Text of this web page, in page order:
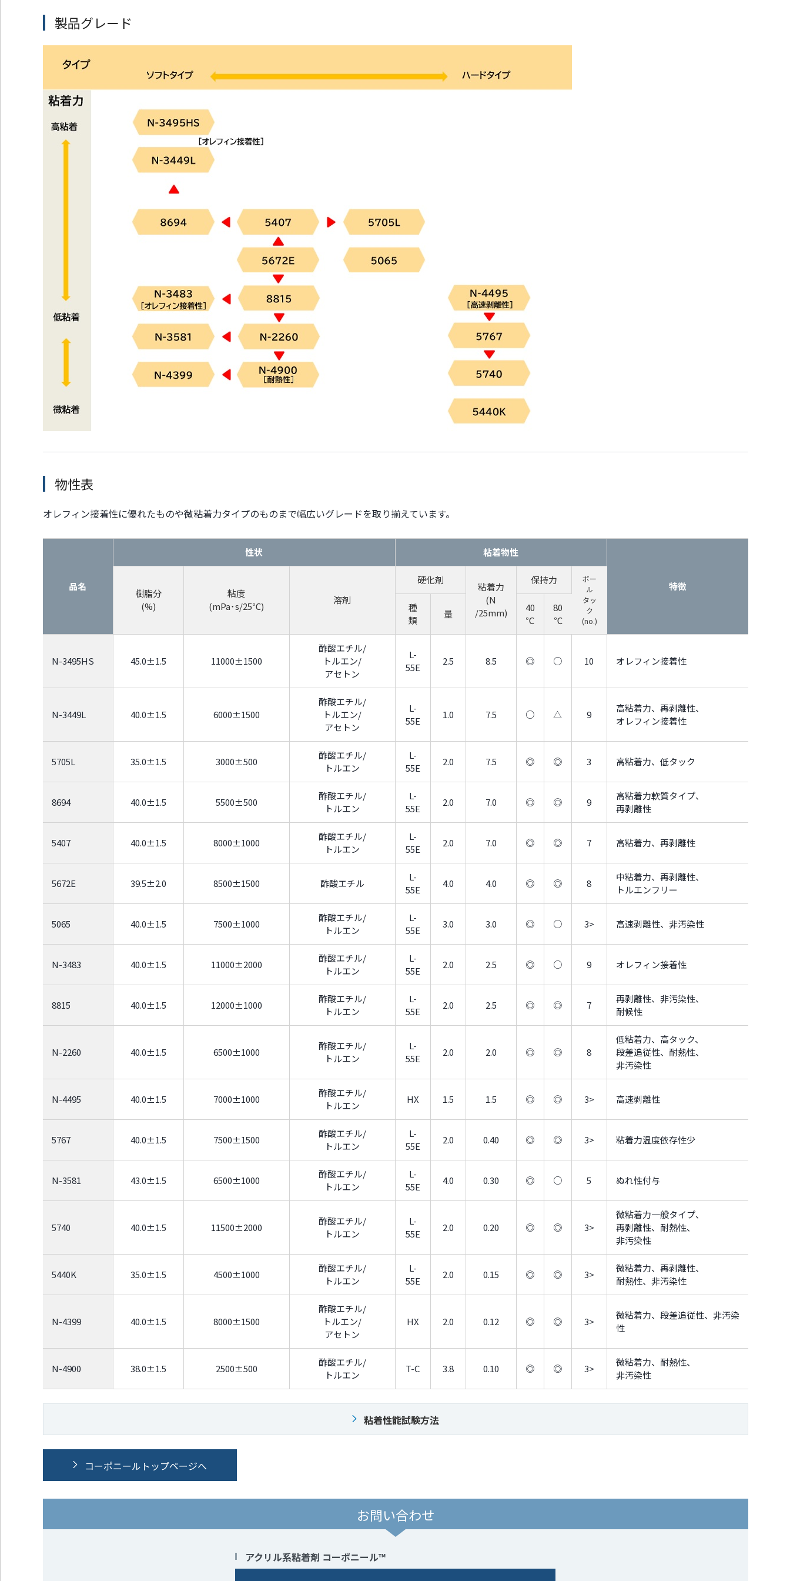
製品グレード
物性表
オレフィン接着性に優れたものや微粘着力タイプのものまで幅広いグレードを取り揃えています。
品名
性状 粘着物性
特徴
樹脂分
(%)
粘度
(mPa･s/25℃)
溶剤
硬化剤
粘着力
(N
/25mm)
保持力
ボー
ル
タッ
ク
(no.)
種
類
量
40
℃
80
℃
N-3495HS 45.0±1.5 11000±1500
酢酸エチル/
トルエン/
アセトン
L-
55E
2.5 8.5 ◎ ○ 10 オレフィン接着性
N-3449L 40.0±1.5 6000±1500
酢酸エチル/
トルエン/
アセトン
L-
55E
1.0 7.5 ○ △ 9
高粘着力、再剥離性、
オレフィン接着性
5705L 35.0±1.5 3000±500
酢酸エチル/
トルエン
L-
55E
2.0 7.5 ◎ ◎ 3 高粘着力、低タック
8694 40.0±1.5 5500±500
酢酸エチル/
トルエン
L-
55E
2.0 7.0 ◎ ◎ 9
高粘着力軟質タイプ、
再剥離性
5407 40.0±1.5 8000±1000
酢酸エチル/
トルエン
L-
55E
2.0 7.0 ◎ ◎ 7 高粘着力、再剥離性
5672E 39.5±2.0 8500±1500 酢酸エチル
L-
55E
4.0 4.0 ◎ ◎ 8
中粘着力、再剥離性、
トルエンフリー
5065 40.0±1.5 7500±1000
酢酸エチル/
トルエン
L-
55E
3.0 3.0 ◎ ○ 3> 高速剥離性、非汚染性
N-3483 40.0±1.5 11000±2000
酢酸エチル/
トルエン
L-
55E
2.0 2.5 ◎ ○ 9 オレフィン接着性
8815 40.0±1.5 12000±1000
酢酸エチル/
トルエン
L-
55E
2.0 2.5 ◎ ◎ 7
再剥離性、非汚染性、
耐候性
N-2260 40.0±1.5 6500±1000
酢酸エチル/
トルエン
L-
55E
2.0 2.0 ◎ ◎ 8
低粘着力、高タック、
段差追従性、耐熱性、
非汚染性
N-4495 40.0±1.5 7000±1000
酢酸エチル/
トルエン
HX 1.5 1.5 ◎ ◎ 3> 高速剥離性
5767 40.0±1.5 7500±1500
酢酸エチル/
トルエン
L-
55E
2.0 0.40 ◎ ◎ 3> 粘着力温度依存性少
N-3581 43.0±1.5 6500±1000
酢酸エチル/
トルエン
L-
55E
4.0 0.30 ◎ ○ 5 ぬれ性付与
5740 40.0±1.5 11500±2000
酢酸エチル/
トルエン
L-
55E
2.0 0.20 ◎ ◎ 3>
微粘着力一般タイプ、
再剥離性、耐熱性、
非汚染性
5440K 35.0±1.5 4500±1000
酢酸エチル/
トルエン
L-
55E
2.0 0.15 ◎ ◎ 3>
微粘着力、再剥離性、
耐熱性、非汚染性
N-4399 40.0±1.5 8000±1500
酢酸エチル/
トルエン/
アセトン
HX 2.0 0.12 ◎ ◎ 3>
微粘着力、段差追従性、非汚染
性
N-4900 38.0±1.5 2500±500
酢酸エチル/
トルエン
T-C 3.8 0.10 ◎ ◎ 3>
微粘着力、耐熱性、
非汚染性
粘着性能試験方法
コーポニールトップページへ
お問い合わせ
アクリル系粘着剤 コーポニール™